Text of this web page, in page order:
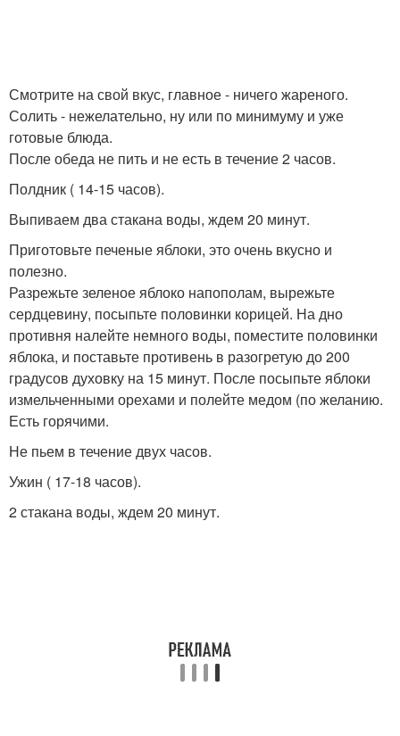
Смотрите на свой вкус, главное - ничего жареного.
Солить - нежелательно, ну или по минимуму и уже
готовые блюда.
После обеда не пить и не есть в течение 2 часов.
Полдник ( 14-15 часов).
Выпиваем два стакана воды, ждем 20 минут.
Приготовьте печеные яблоки, это очень вкусно и
полезно.
Разрежьте зеленое яблоко напополам, вырежьте
сердцевину, посыпьте половинки корицей. На дно
противня налейте немного воды, поместите половинки
яблока, и поставьте противень в разогретую до 200
градусов духовку на 15 минут. После посыпьте яблоки
измельченными орехами и полейте медом (по желанию.
Есть горячими.
Не пьем в течение двух часов.
Ужин ( 17-18 часов).
2 стакана воды, ждем 20 минут.